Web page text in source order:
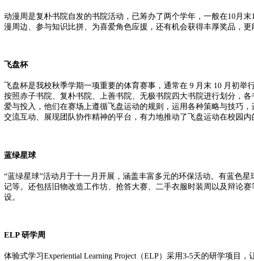
动漫周是复朴书院自发的书院活动，已筹办了两个学年，一般在10月
漫周边、参与知识比拼、为喜爱角色应援，还有机会获得丰厚奖品，
飞盘杯
飞盘杯是我校秋季学期一项重要的体育赛事，通常在 9 月末 10 月初
按照赤子书院、复朴书院、上善书院、无极书院四大书院进行划分，
爱与投入，他们在赛场上遵循飞盘运动的规则，运用各种策略与技巧
交流互动、展现团队协作精神的平台，有力地推动了飞盘运动在校园内
蓝绿星球
“蓝绿星球”活动月于十一月开展，涵盖丰富多元的环保活动。有蓝色
记等。还包括旧物改造工作坊、抢答大赛、二手衣服时装周以及辩论
设。
ELP 研学周
体验式学习Experiential Learning Project（ELP）采用3-5天的研学项